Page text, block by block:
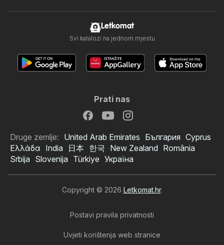
Letkomat
Svi katalozi na jednom mjestu
Prati nas
Druge zemlje: United Arab Emirates България Cyprus
Ελλάδα India 日本 한국 New Zealand România
Srbija Slovenija Türkiye Україна
Copyright © 2026 Letkomat.hr.
Postavi pravila privatnosti
Uvjeti korištenja web stranice